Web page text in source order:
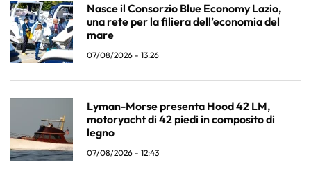
Nasce il Consorzio Blue Economy Lazio,
una rete per la filiera dell’economia del
mare
07/08/2026 - 13:26
Lyman-Morse presenta Hood 42 LM,
motoryacht di 42 piedi in composito di
legno
07/08/2026 - 12:43